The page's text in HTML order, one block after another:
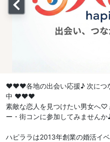
♥♥♥各地の出会い応援♪ 次につ
中 ♥♥♥
素敵な恋人を見つけたい男女へ♡
ー・街コンに参加してみません
ハピララは2013年創業の婚活イベ